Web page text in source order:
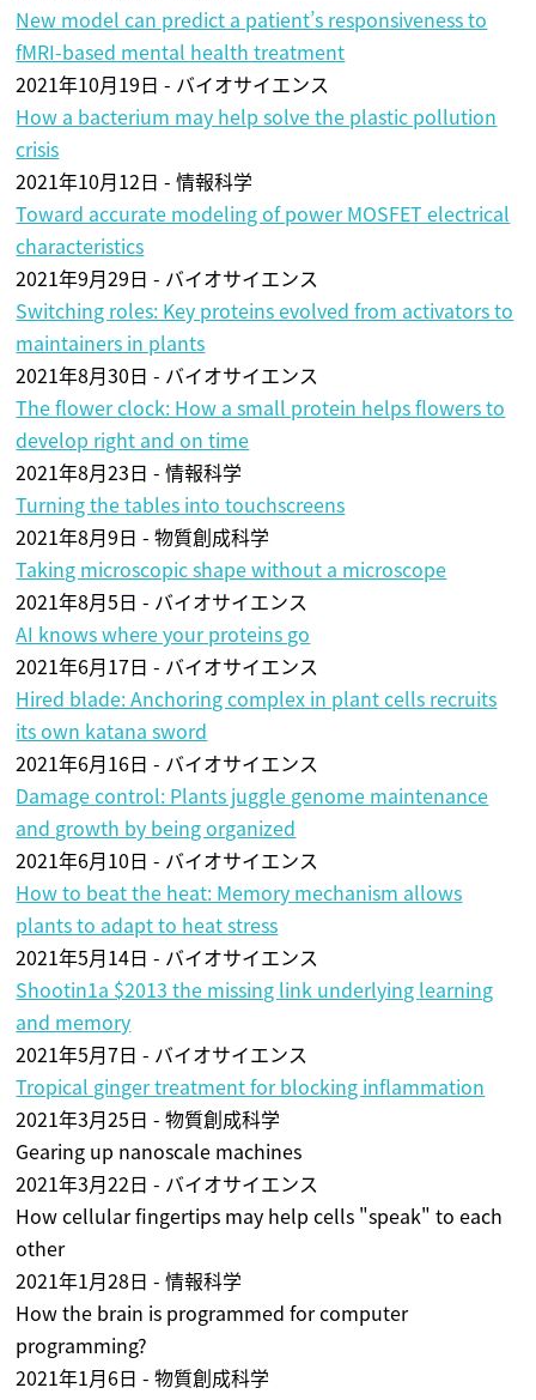
New model can predict a patient’s responsiveness to
fMRI-based mental health treatment
2021年10月19日 - バイオサイエンス
How a bacterium may help solve the plastic pollution
crisis
2021年10月12日 - 情報科学
Toward accurate modeling of power MOSFET electrical
characteristics
2021年9月29日 - バイオサイエンス
Switching roles: Key proteins evolved from activators to
maintainers in plants
2021年8月30日 - バイオサイエンス
The flower clock: How a small protein helps flowers to
develop right and on time
2021年8月23日 - 情報科学
Turning the tables into touchscreens
2021年8月9日 - 物質創成科学
Taking microscopic shape without a microscope
2021年8月5日 - バイオサイエンス
AI knows where your proteins go
2021年6月17日 - バイオサイエンス
Hired blade: Anchoring complex in plant cells recruits
its own katana sword
2021年6月16日 - バイオサイエンス
Damage control: Plants juggle genome maintenance
and growth by being organized
2021年6月10日 - バイオサイエンス
How to beat the heat: Memory mechanism allows
plants to adapt to heat stress
2021年5月14日 - バイオサイエンス
Shootin1a $2013 the missing link underlying learning
and memory
2021年5月7日 - バイオサイエンス
Tropical ginger treatment for blocking inflammation
2021年3月25日 - 物質創成科学
Gearing up nanoscale machines
2021年3月22日 - バイオサイエンス
How cellular fingertips may help cells "speak" to each
other
2021年1月28日 - 情報科学
How the brain is programmed for computer
programming?
2021年1月6日 - 物質創成科学